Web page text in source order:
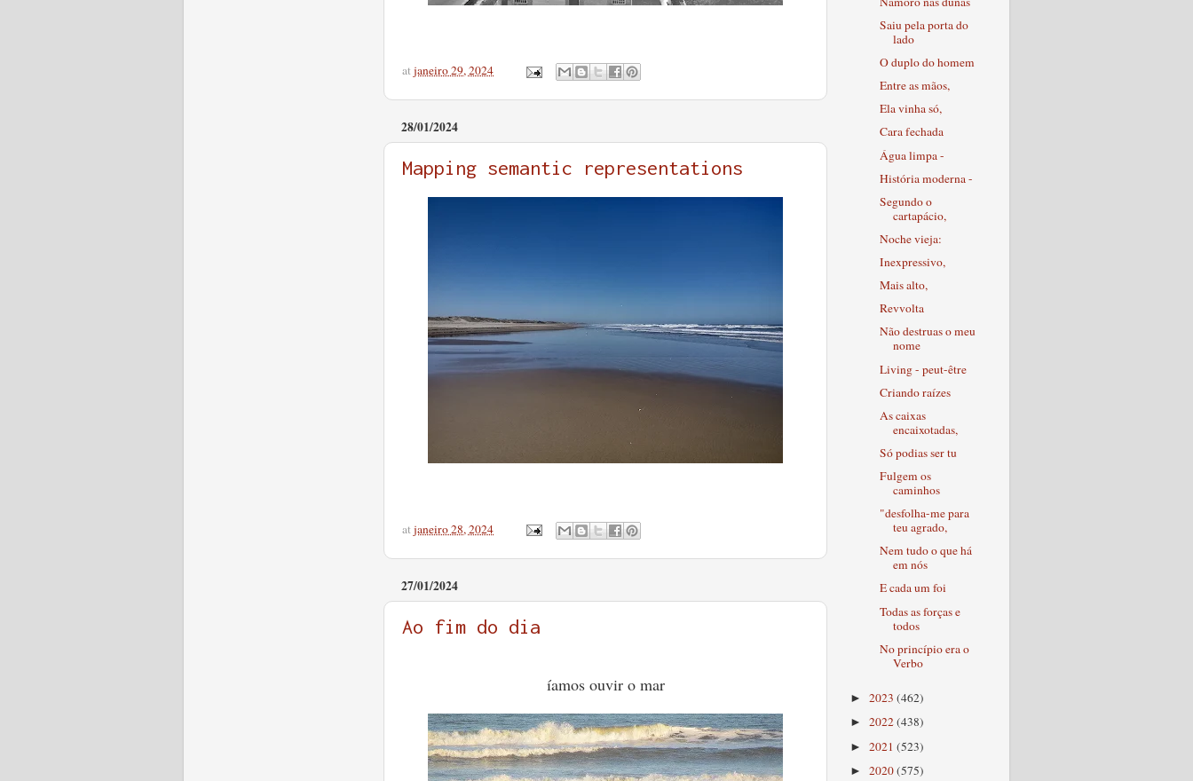
atjaneiro 29, 2024
28/01/2024
Mapping semantic representations
atjaneiro 28, 2024
27/01/2024
Ao fim do dia
íamos ouvir o mar
Saiu pela porta do
lado
O duplo do homem
Entre as mãos,
Ela vinha só,
Cara fechada
Água limpa -
História moderna -
Segundo o
cartapácio,
Noche vieja:
Inexpressivo,
Mais alto,
Revvolta
Não destruas o meu
nome
Living - peut-être
Criando raízes
As caixas
encaixotadas,
Só podias ser tu
Fulgem os
caminhos
"desfolha-me para
teu agrado,
Nem tudo o que há
em nós
E cada um foi
Todas as forças e
todos
No princípio era o
Verbo
► 2023 (462)
► 2022(438)
► 2021 (523)
► 2020(575)